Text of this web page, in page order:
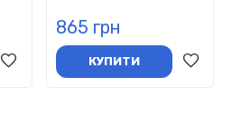
865 грн
КУПИТИ